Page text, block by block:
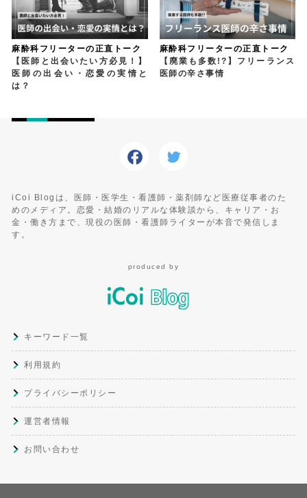
麻酔科フリーターの正直トーク
【医師と出会いたい方必見！】
医師の出会い・恋愛の実情と
は？
麻酔科フリーターの正直トーク
【廃業も多数!?】フリーランス
医師の辛さ事情
iCoi Blogは、医師・医学生・看護師・薬剤師など医療従事者のた
めのメディア。恋愛・結婚のリアルな体験談から、キャリア・お
金・働き方まで、現役の医師・看護師ライターが本音で発信しま
す。
produced by
キーワード一覧
利用規約
プライバシーポリシー
運営者情報
お問い合わせ